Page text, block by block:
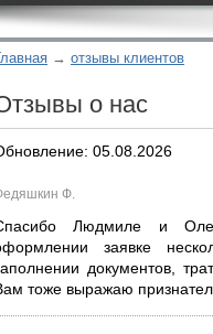
отзывы клиентов
о нас
05.08.2026
Ф.
Людмиле и
заявке
документов,
тоже выражаю